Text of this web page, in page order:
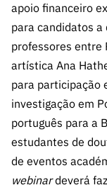
apoio financeiro
para candidatos
professores entre
artística Ana
para participação
investigação em
português para a
estudantes de
de eventos
webinardeverá